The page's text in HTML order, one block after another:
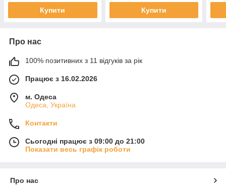
Купити Купити
Про нас
100% позитивних з 11 відгуків за рік
Працює з 16.02.2026
м. Одеса
Одеса, Україна
Контакти
Сьогодні працює з 09:00 до 21:00
Показати весь графік роботи
Про нас